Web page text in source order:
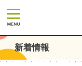
新着情報